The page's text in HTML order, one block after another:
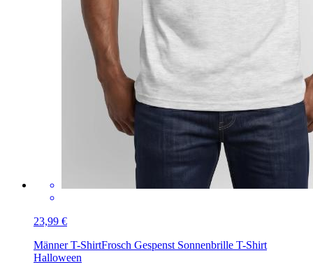
23,99 €
Männer T-ShirtFrosch Gespenst Sonnenbrille T-Shirt
Halloween